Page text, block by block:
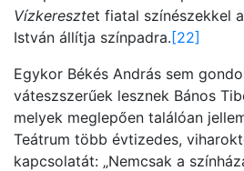
Vízkeresztet fiatal színészekkel
István állítja színpadra.[22]
Egykor Békés András sem
váteszszerűek lesznek Bános
melyek meglepően találóan
Teátrum több évtizedes,
kapcsolatát: „Nemcsak a